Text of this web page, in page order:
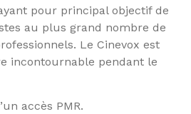
pour principal objectif de
au plus grand nombre de
Le Cinevox est
incontournable pendant le
accès PMR.